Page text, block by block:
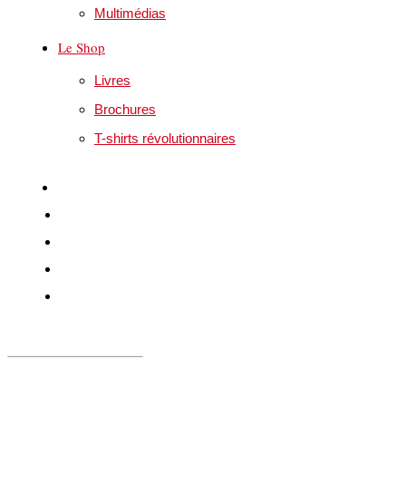
Multimédias
Le Shop
Livres
Brochures
T-shirts révolutionnaires